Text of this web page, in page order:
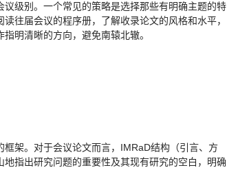
级别。一个常见的策略是选择那些有明确主题的特
往届会议的程序册，了解收录论文的风格和水平，
明清晰的方向，避免南辕北辙。
架。对于会议论文而言，IMRaD结构（引言、方
指出研究问题的重要性及其现有研究的空白，明确